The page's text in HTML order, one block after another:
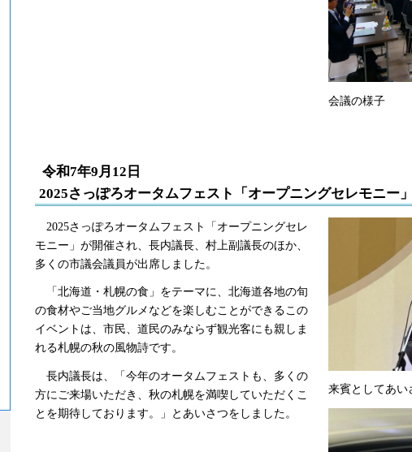
会議の様子
令和7年9月12日
2025さっぽろオータムフェスト「オープニングセレモニー
2025さっぽろオータムフェスト「オープニングセレ
モニー」が開催され、長内議長、村上副議長のほか、
多くの市議会議員が出席しました。
「北海道・札幌の食」をテーマに、北海道各地の旬
の食材やご当地グルメなどを楽しむことができるこの
イベントは、市民、道民のみならず観光客にも親しま
れる札幌の秋の風物詩です。
長内議長は、「今年のオータムフェストも、多くの
方にご来場いただき、秋の札幌を満喫していただくこ
とを期待しております。」とあいさつをしました。
来賓としてあい